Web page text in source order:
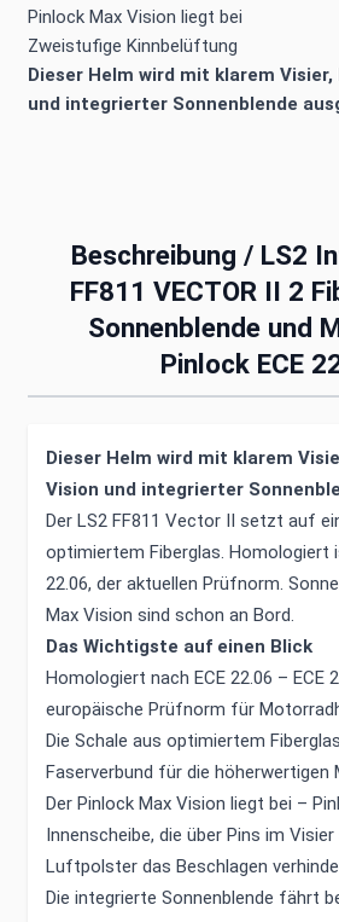
Pinlock Max Vision liegt bei
Zweistufige Kinnbelüftung
Dieser Helm wird mit klarem Visier,
und integrierter Sonnenblende
Beschreibung / LS2
FF811 VECTOR II 2
Sonnenblende und
Pinlock ECE
Dieser Helm wird mit klarem
Vision und integrierter
Der LS2 FF811 Vector II setzt auf
optimiertem Fiberglas. Homologiert
22.06, der aktuellen Prüfnorm.
Max Vision sind schon an Bord.
Das Wichtigste auf einen Blick
Homologiert nach ECE 22.06 – ECE
europäische Prüfnorm für
Die Schale aus optimiertem
Faserverbund für die höherwertigen
Der Pinlock Max Vision liegt bei –
Innenscheibe, die über Pins im
Luftpolster das Beschlagen
Die integrierte Sonnenblende fährt